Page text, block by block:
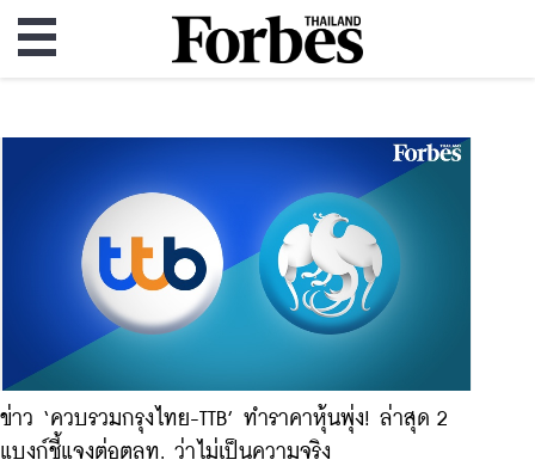
ข่าว ‘ควบรวมกรุงไทย-TTB’ ทำราคาหุ้นพุ่ง! ล่าสุด 2
แบงก์ชี้แจงต่อตลท. ว่าไม่เป็นความจริง